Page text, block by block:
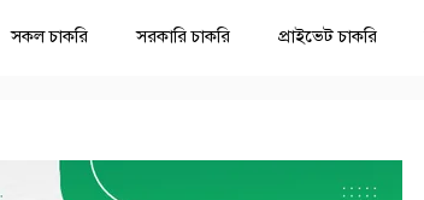
সকল চাকরি সরকারি চাকরি প্রাইভেট চাকরি